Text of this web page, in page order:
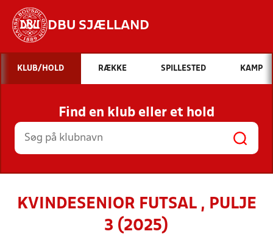
DBU SJÆLLAND
Hvad vil du søge efter?
INDHOLD OG NYHEDER
STILLINGER, RESULTATER, KLUBBER OG
HOLD
KLUB/HOLD RÆKKE SPILLESTED KAMP
Find en klub eller et hold
KVINDESENIOR FUTSAL , PULJE
3 (2025)